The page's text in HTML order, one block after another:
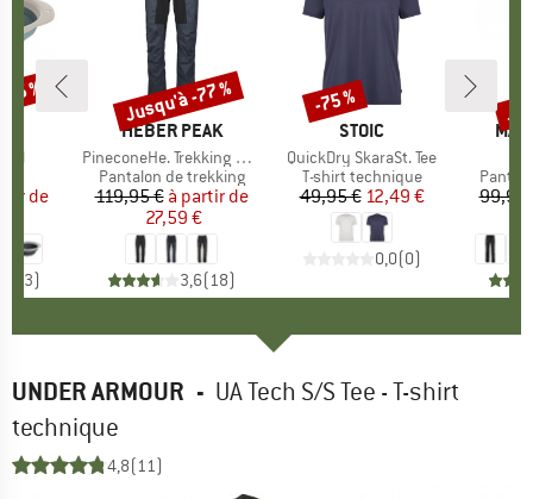
réduit
de
3)
%
MARQUE
HEBER PEAK
Article
PineconeHe. Trekking Pants
Product group
Pantalon de trekking
Prix
119,95 € Prix réduit
à partir de
27,59 €
3,6(18)
Remise
Jusqu'à -77 %
MARQUE
STOIC
Article
QuickDry SkaraSt. Tee
Product group
T-shirt technique
Prix
49,95 €Prix réduit
12,49 €
0,0(0)
Remise
-75 %
99,95
UNDER ARMOUR - UA Tech S/S Tee - T-shirt
technique
4,8(11)